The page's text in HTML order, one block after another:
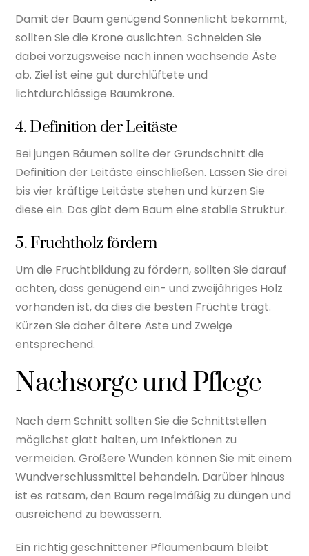
Damit der Baum genügend Sonnenlicht bekommt,
sollten Sie die Krone auslichten. Schneiden Sie
dabei vorzugsweise nach innen wachsende Äste
ab. Ziel ist eine gut durchlüftete und
lichtdurchlässige Baumkrone.
4. Definition der Leitäste
Bei jungen Bäumen sollte der Grundschnitt die
Definition der Leitäste einschließen. Lassen Sie drei
bis vier kräftige Leitäste stehen und kürzen Sie
diese ein. Das gibt dem Baum eine stabile Struktur.
5. Fruchtholz fördern
Um die Fruchtbildung zu fördern, sollten Sie darauf
achten, dass genügend ein- und zweijähriges Holz
vorhanden ist, da dies die besten Früchte trägt.
Kürzen Sie daher ältere Äste und Zweige
entsprechend.
Nachsorge und Pflege
Nach dem Schnitt sollten Sie die Schnittstellen
möglichst glatt halten, um Infektionen zu
vermeiden. Größere Wunden können Sie mit einem
Wundverschlussmittel behandeln. Darüber hinaus
ist es ratsam, den Baum regelmäßig zu düngen und
ausreichend zu bewässern.
Ein richtig geschnittener Pflaumenbaum bleibt